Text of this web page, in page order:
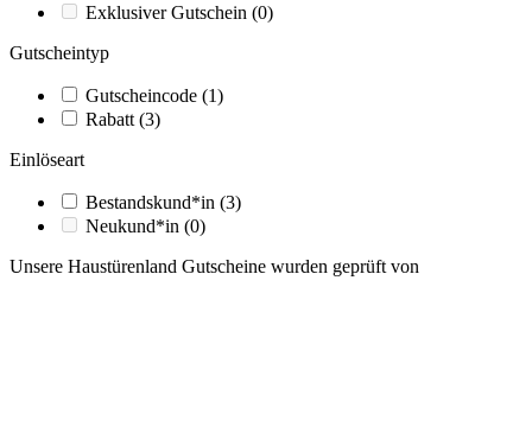
Exklusiver Gutschein (0)
Gutscheintyp
Gutscheincode (1)
Rabatt(3)
Einlöseart
Bestandskund*in (3)
Neukund*in (0)
Unsere Haustürenland Gutscheine wurden geprüft von